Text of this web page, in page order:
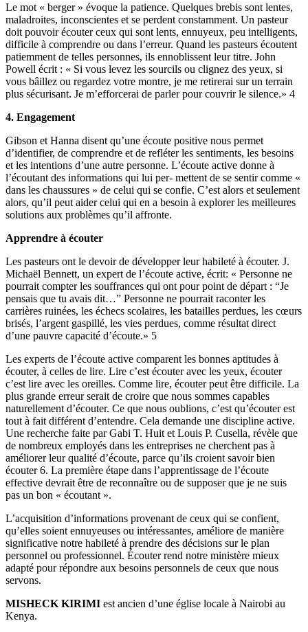
Le mot « berger » évoque la patience. Quelques brebis sont lentes,
maladroites, inconscientes et se perdent constamment. Un pasteur
doit pouvoir écouter ceux qui sont lents, ennuyeux, peu intelligents,
difficile à comprendre ou dans l’erreur. Quand les pasteurs écoutent
patiemment de telles personnes, ils ennoblissent leur titre. John
Powell écrit : « Si vous levez les sourcils ou clignez des yeux, si
vous bâillez ou regardez votre montre, je me retirerai sur un terrain
plus sécurisant. Je m’efforcerai de parler pour couvrir le silence.» 4
4. Engagement
Gibson et Hanna disent qu’une écoute positive nous permet
d’identifier, de comprendre et de refléter les sentiments, les besoins
et les intentions d’une autre personne. L’écoute active donne à
l’écoutant des informations qui lui per- mettent de se sentir comme «
dans les chaussures » de celui qui se confie. C’est alors et seulement
alors, qu’il peut aider celui qui en a besoin à explorer les meilleures
solutions aux problèmes qu’il affronte.
Apprendre à écouter
Les pasteurs ont le devoir de développer leur habileté à écouter. J.
Michaël Bennett, un expert de l’écoute active, écrit: « Personne ne
pourrait compter les souffrances qui ont pour point de départ : “Je
pensais que tu avais dit…” Personne ne pourrait raconter les
carrières ruinées, les échecs scolaires, les batailles perdues, les cœurs
brisés, l’argent gaspillé, les vies perdues, comme résultat direct
d’une pauvre capacité d’écoute.» 5
Les experts de l’écoute active comparent les bonnes aptitudes à
écouter, à celles de lire. Lire c’est écouter avec les yeux, écouter
c’est lire avec les oreilles. Comme lire, écouter peut être difficile. La
plus grande erreur serait de croire que nous sommes capables
naturellement d’écouter. Ce que nous oublions, c’est qu’écouter est
tout à fait différent d’entendre. Cela demande une discipline active.
Une recherche faite par Gabi T. Huit et Louis P. Cusella, révèle que
de nombreux employés dans les entreprises ne cherchent pas à
améliorer leur qualité d’écoute, parce qu’ils croient savoir bien
écouter 6. La première étape dans l’apprentissage de l’écoute
effective devrait être de reconnaître ou de supposer que je ne suis
pas un bon « écoutant ».
L’acquisition d’informations provenant de ceux qui se confient,
qu’elles soient ennuyeuses ou intéressantes, améliore de manière
significative notre habileté à prendre des décisions sur le plan
personnel ou professionnel. Écouter rend notre ministère mieux
adapté pour répondre aux besoins personnels de ceux que nous
servons.
MISHECK KIRIMI est ancien d’une église locale à Nairobi au
Kenya.